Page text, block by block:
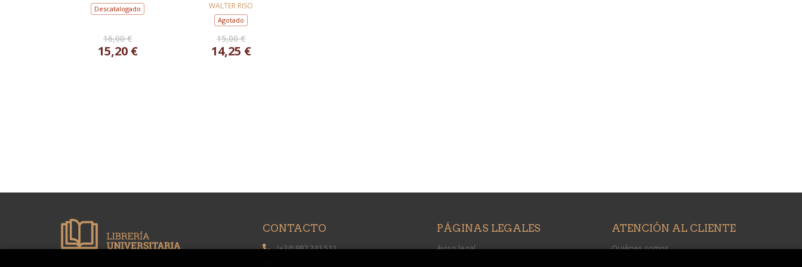
Descatalogado
16,00 €
15,20 €
WALTER RISO
Agotado
15,00 €
14,25 €
CONTACTO
(+34) 987 241 511
PÁGINAS LEGALES
Aviso legal
ATENCIÓN AL CLIENTE
Quiénes somos